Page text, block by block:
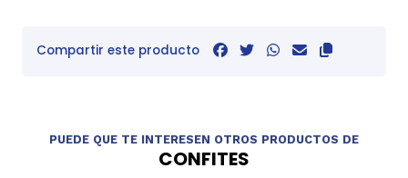
Compartir este producto
PUEDE QUE TE INTERESEN OTROS PRODUCTOS DE
CONFITES